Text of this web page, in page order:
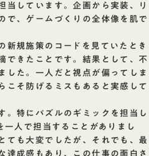
当しています。企画から実装、リ
で、ゲームづくりの全体像を肌で
新規施策のコードを見ていたとき
できたことです。結果として、不
した。一人だと視点が偏ってしま
こそ防げるミスもあると実感して
。特にパズルのギミックを担当し
人で担当することがありまし
ても大変でしたが、それでも、最
達成感もあり、この仕事の面白さ